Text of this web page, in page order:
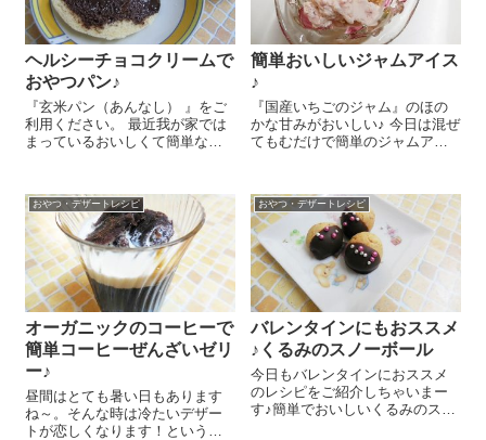
ヘルシーチョコクリームで
おやつパン♪
『玄米パン（あんなし） 』をご
利用ください。 最近我が家では
まっているおいしくて簡単なお
レーン）』＋ヘルシーチョコク
リームの組み合わせ～😉 すごい
シンプルなんですが...
簡単おいしいジャムアイス
♪
『国産いちごのジャム』のほの
かな甘みがおいしい♪ 今日は混ぜ
てもむだけで簡単のジャムアイ
生クリーム 40g、ヨーグルト
200gを冷凍用のジッパー付き保
存...
おやつ・デザートレシピ
オーガニックのコーヒーで
簡単コーヒーぜんざいゼリ
ー♪
昼間はとても暑い日もあります
ね～。そんな時は冷たいデザー
トが恋しくなります！というこ
おやつ・デザートレシピ
バレンタインにもおススメ
♪くるみのスノーボール
今日もバレンタインにおススメ
のレシピをご紹介しちゃいまー
す♪簡単でおいしいくるみのスノ